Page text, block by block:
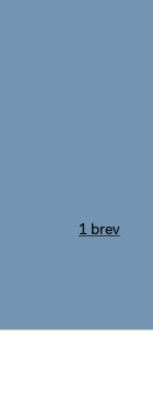
1 brev